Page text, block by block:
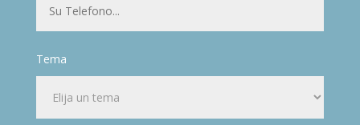
Tema